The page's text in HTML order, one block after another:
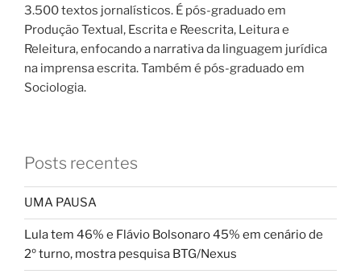
3.500 textos jornalísticos. É pós-graduado em
Produção Textual, Escrita e Reescrita, Leitura e
Releitura, enfocando a narrativa da linguagem jurídica
na imprensa escrita. Também é pós-graduado em
Sociologia.
Posts recentes
UMA PAUSA
Lula tem 46% e Flávio Bolsonaro 45% em cenário de
2º turno, mostra pesquisa BTG/Nexus